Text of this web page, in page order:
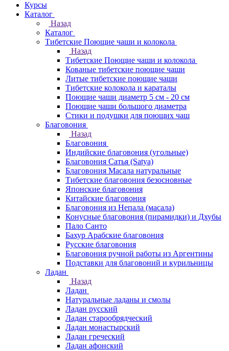
Курсы
Каталог
Назад
Каталог
Тибетские Поющие чаши и колокола
Назад
Тибетские Поющие чаши и колокола
Кованые тибетские поющие чаши
Литые тибетские поющие чаши
Тибетские колокола и караталы
Поющие чаши диаметр 5 см - 20 см
Поющие чаши большого диаметра
Стики и подушки для поющих чаш
Благовония
Назад
Благовония
Индийские благовония (угольные)
Благовония Сатья (Satya)
Благовония Масала натуральные
Тибетские благовония безосновные
Японские благовония
Китайские благовония
Благовония из Непала (масала)
Конусные благовония (пирамидки) и Дхубы
Пало Санто
Бахур Арабские благовония
Русские благовония
Благовония ручной работы из Аргентины
Подставки для благовоний и курильницы
Ладан
Назад
Ладан
Натуральные ладаны и смолы
Ладан русский
Ладан старообрядческий
Ладан монастырский
Ладан греческий
Ладан афонский